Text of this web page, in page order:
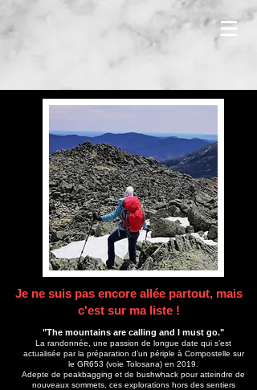
Je ne suis pas encore allée partout, mais
c'est sur ma liste !
"The mountains are calling and I must go."
La randonnée, une passion de longue date qui s’est
actualisée par la préparation d’un périple à Compostelle sur
le GR653 (voie Tolosana) en 2019.
Adepte de peakbagging et de bushwhack pour atteindre de
nouveaux sommets, ces explorations hors des sentiers